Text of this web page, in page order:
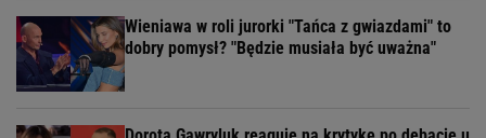
Wieniawa w roli jurorki "Tańca z gwiazdami" to
dobry pomysł? "Będzie musiała być uważna"